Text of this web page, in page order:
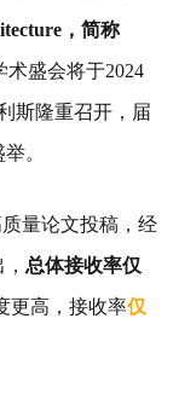
，简称
术盛会将于2024
斯隆重召开，届
。
量论文投稿，经
总体接收率仅
更高，接收率仅